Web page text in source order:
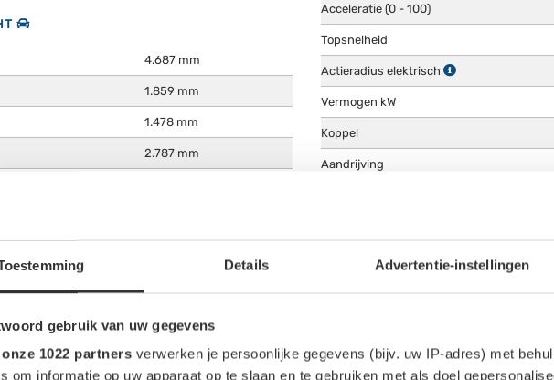
Details Advertentie-instellingen
gebruik van uw gegevens
onze 1022 partners verwerken je persoonlijke gegevens (bijv. uw IP-adres) met
om informatie op uw apparaat op te slaan en te gebruiken met als doel
4.687 mm
1.859 mm
1.478 mm
2.787 mm
WINTER
Acceleratie (0 - 100)
Topsnelheid
Actieradius elektrisch
Vermogen kW
Koppel
Aandrijving
Energieverbruik stad